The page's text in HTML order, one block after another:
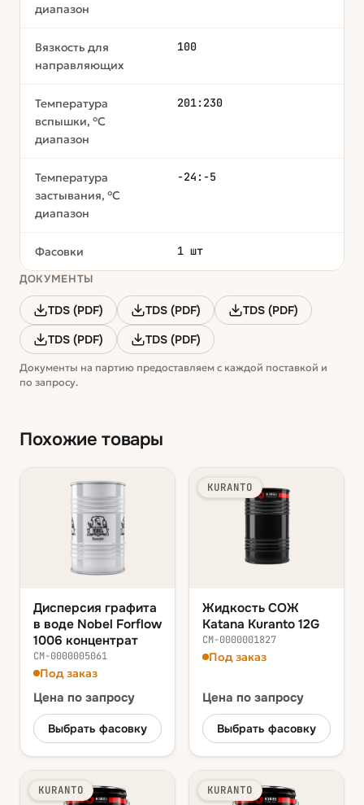
диапазон
Вязкость для
направляющих
100
Температура
вспышки, °С
диапазон
201:230
Температура
застывания, °С
диапазон
-24:-5
Фасовки 1 шт
ДОКУМЕНТЫ
TDS (PDF) TDS (PDF)
TDS (PDF)
TDS (PDF)
TDS (PDF)
Документы на партию предоставляем с каждой поставкой и
по запросу.
Похожие товары
Дисперсия графита
в воде Nobel Forflow
1006 концентрат
СМ-0000005061
Под заказ
Цена по запросу
Выбрать фасовку
KURANTO
Жидкость СОЖ
Katana Kuranto 12G
СМ-0000001827
Под заказ
Цена по запросу
Выбрать фасовку
KURANTO KURANTO